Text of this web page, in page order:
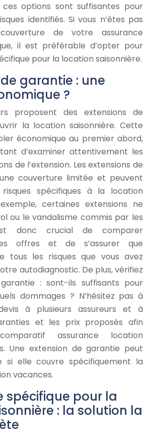
ces options sont suffisantes pour
identifiés. Si vous n’êtes pas
de votre assurance
il est préférable d’opter pour
pour la location saisonnière.
de garantie : une
?
proposent des extensions de
la location saisonnière. Cette
économique au premier abord,
d’examiner attentivement les
de l’extension. Les extensions de
couverture limitée et peuvent
spécifiques à la location
certaines extensions ne
ou le vandalisme commis par les
donc crucial de comparer
offres et de s’assurer que
tous les risques que vous avez
autodiagnostic. De plus, vérifiez
: sont-ils suffisants pour
dommages ? N’hésitez pas à
à plusieurs assureurs et à
et les prix proposés afin
assurance location
Une extension de garantie peut
si elle couvre spécifiquement la
vacances.
spécifique pour la
: la solution la